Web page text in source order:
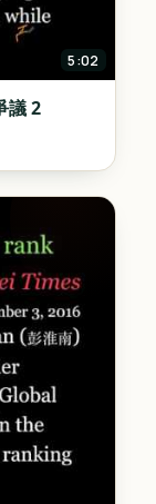
5:02
議 2